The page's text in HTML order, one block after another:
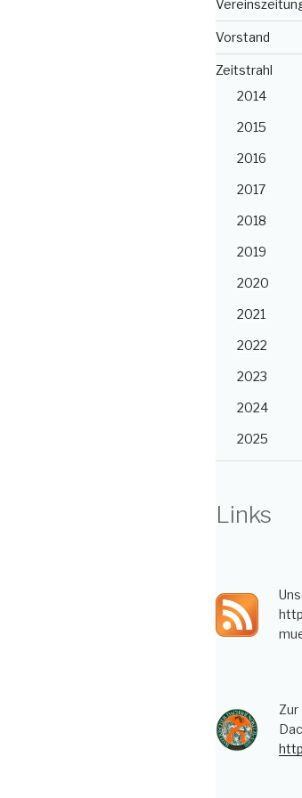
Vorstand
Zeitstrahl
2014
2015
2016
2017
2018
2019
2020
2021
2022
2023
2024
2025
Links